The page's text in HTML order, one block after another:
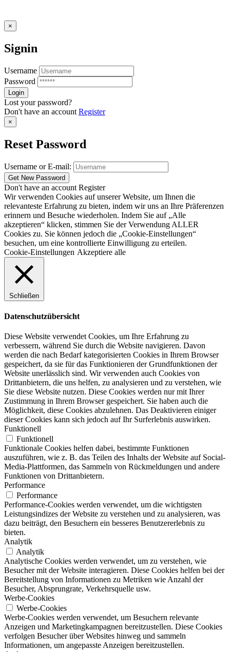
×
Signin
Username
Password
Lost your password?
Don't have an account Register
×
Reset Password
Username or E-mail:
Don't have an account Register
Wir verwenden Cookies auf unserer Website, um Ihnen die
relevanteste Erfahrung zu bieten, indem wir uns an Ihre Präferenzen
erinnern und Besuche wiederholen. Indem Sie auf „Alle
akzeptieren“ klicken, stimmen Sie der Verwendung ALLER
Cookies zu. Sie können jedoch die „Cookie-Einstellungen“
besuchen, um eine kontrollierte Einwilligung zu erteilen.
Cookie-Einstellungen Akzeptiere alle
Schließen
Datenschutzübersicht
Diese Website verwendet Cookies, um Ihre Erfahrung zu
verbessern, während Sie durch die Website navigieren. Davon
werden die nach Bedarf kategorisierten Cookies in Ihrem Browser
gespeichert, da sie für das Funktionieren der Grundfunktionen der
Website unerlässlich sind. Wir verwenden auch Cookies von
Drittanbietern, die uns helfen, zu analysieren und zu verstehen, wie
Sie diese Website nutzen. Diese Cookies werden nur mit Ihrer
Zustimmung in Ihrem Browser gespeichert. Sie haben auch die
Möglichkeit, diese Cookies abzulehnen. Das Deaktivieren einiger
dieser Cookies kann sich jedoch auf Ihr Surferlebnis auswirken.
Funktionell
Funktionell
Funktionale Cookies helfen dabei, bestimmte Funktionen
auszuführen, wie z. B. das Teilen des Inhalts der Website auf Social-
Media-Plattformen, das Sammeln von Rückmeldungen und andere
Funktionen von Drittanbietern.
Performance
Performance
Performance-Cookies werden verwendet, um die wichtigsten
Leistungsindizes der Website zu verstehen und zu analysieren, was
dazu beiträgt, den Besuchern ein besseres Benutzererlebnis zu
bieten.
Analytik
Analytik
Analytische Cookies werden verwendet, um zu verstehen, wie
Besucher mit der Website interagieren. Diese Cookies helfen bei der
Bereitstellung von Informationen zu Metriken wie Anzahl der
Besucher, Absprungrate, Verkehrsquelle usw.
Werbe-Cookies
Werbe-Cookies
Werbe-Cookies werden verwendet, um Besuchern relevante
Anzeigen und Marketingkampagnen bereitzustellen. Diese Cookies
verfolgen Besucher über Websites hinweg und sammeln
Informationen, um angepasste Anzeigen bereitzustellen.